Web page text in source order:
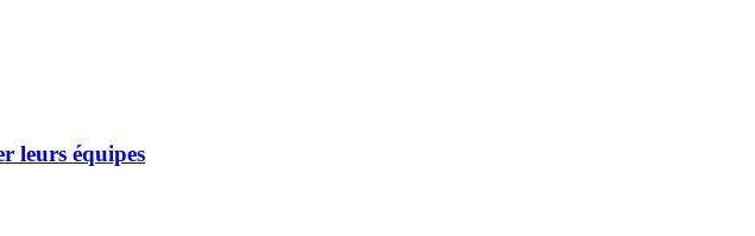
leurs équipes